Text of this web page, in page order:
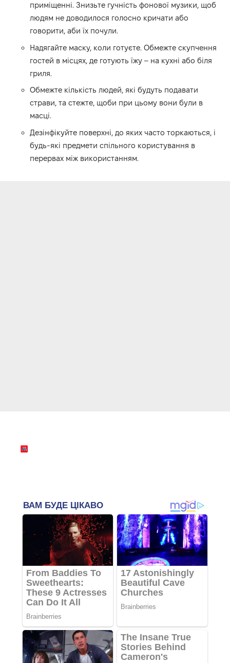
приміщенні. Знизьте гучність фонової музики, щоб
людям не доводилося голосно кричати або
говорити, аби їх почули.
Надягайте маску, коли готуєте. Обмежте скупчення
гостей в місцях, де готують їжу – на кухні або біля
гриля.
Обмежте кількість людей, які будуть подавати
страви, та стежте, щоби при цьому вони були в
масці.
Дезінфікуйте поверхні, до яких часто торкаються, і
будь-які предмети спільного користування в
перервах між використанням.